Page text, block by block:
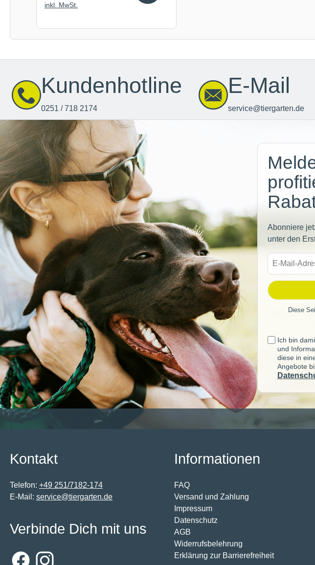
inkl. MwSt.
Kundenhotline
0251 / 718 2174
E-Mail
service@tiergarten.de
Abonniere
unter den
Diese
Ich bin
und
diese in
Angebote
Kontakt
Telefon: +49 251/7182-174
E-Mail: service@tiergarten.de
Informationen
FAQ
Versand und Zahlung
Impressum
Datenschutz
AGB
Widerrufsbelehrung
Erklärung zur Barrierefreiheit
Verbinde Dich mit uns